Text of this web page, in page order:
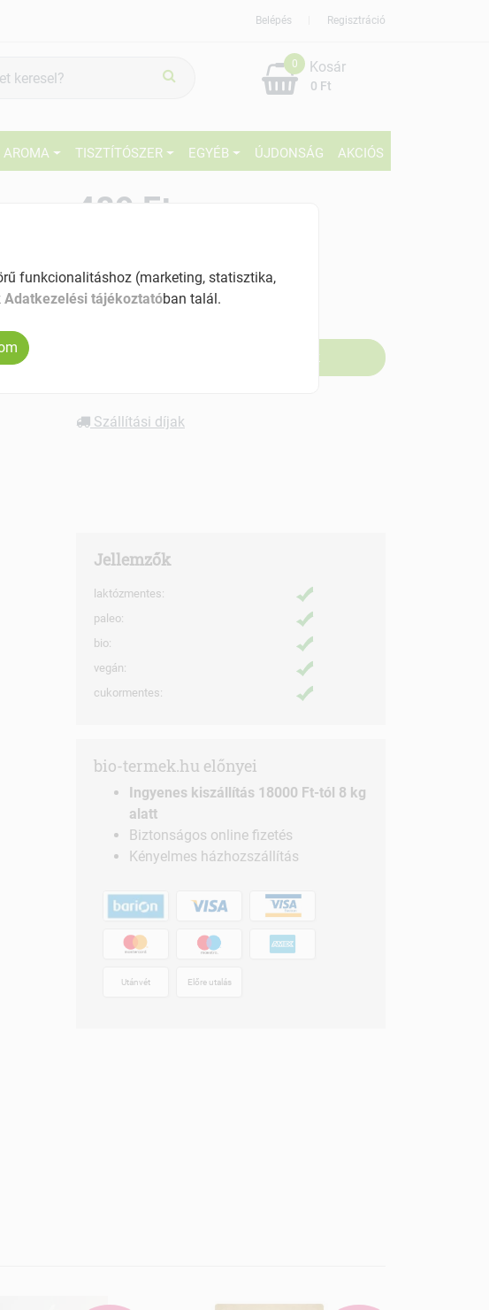
Regisztráció
Belépés
0
0 Ft
Kosár
AROMA TISZTÍTÓSZER EGYÉB ÚJDONSÁG AKCIÓS
489 Ft
Készletinformáció:
Szállítási díjak
Jellemzők
laktózmentes:
paleo:
bio:
vegán:
cukormentes:
bio-termek.hu előnyei
Ingyenes kiszállítás 18000 Ft-tól 8 kg
alatt
Biztonságos online fizetés
Kényelmes házhozszállítás
Utánvét Előre utalás
funkcionalitáshoz (marketing, statisztika,
Adatkezelési tájékoztatóban talál.